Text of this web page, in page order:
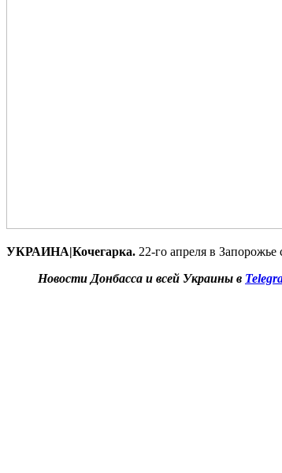
УКРАИНА|Кочегарка. 22-го апреля в
Новости Донбасса и всей Украины в